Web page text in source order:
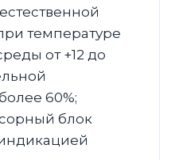
температуре
от +12 до
60%;
блок